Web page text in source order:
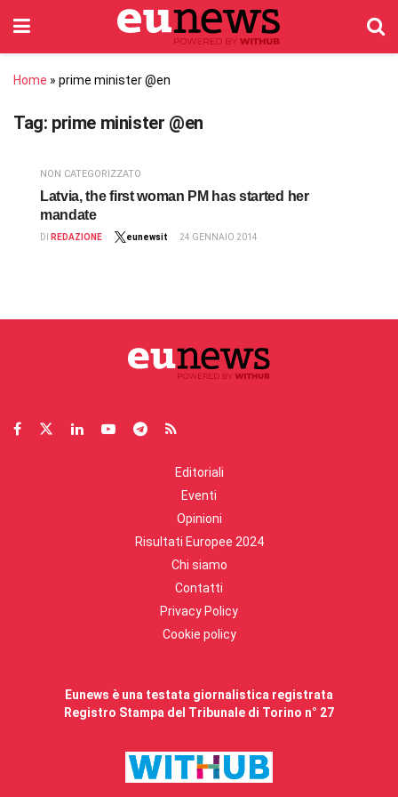
Home » prime minister @en
Tag: prime minister @en
NON CATEGORIZZATO
Latvia, the first woman PM has started her
mandate
DI REDAZIONE eunewsit 24 GENNAIO 2014
Editoriali
Eventi
Opinioni
Risultati Europee 2024
Chi siamo
Contatti
Privacy Policy
Cookie policy
Eunews è una testata giornalistica registrata
Registro Stampa del Tribunale di Torino n° 27